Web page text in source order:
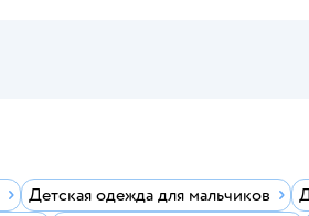
Детская одежда для мальчиков